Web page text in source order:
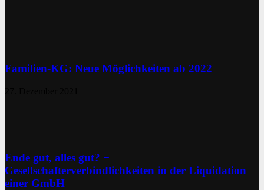
Familien-KG: Neue Möglichkeiten ab 2022
Ende gut, alles gut? −
Gesellschafterverbindlichkeiten in der Liquidation
einer GmbH